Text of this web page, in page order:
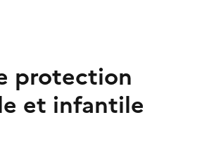
protection
et infantile